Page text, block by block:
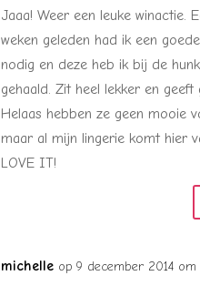
Jaaa! Weer een leuke winactie.
weken geleden had ik een
nodig en deze heb ik bij de
gehaald. Zit heel lekker en geeft
Helaas hebben ze geen mooie
maar al mijn lingerie komt hier
LOVE IT!
michelle op 9 december 2014 om